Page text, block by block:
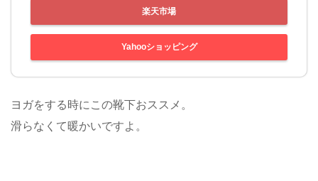
楽天市場
Yahooショッピング
ヨガをする時にこの靴下おススメ。
滑らなくて暖かいですよ。